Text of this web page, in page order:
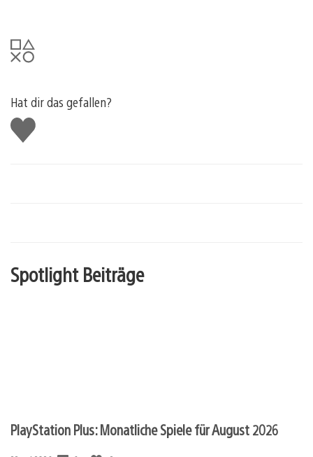
Hat dir das gefallen?
Gefällt
mir
Spotlight Beiträge
PlayStation Plus: Monatliche Spiele für August 2026